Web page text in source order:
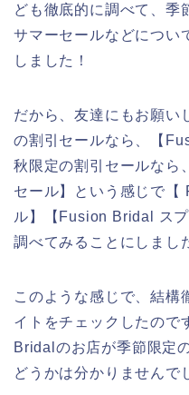
ども徹底的に調べて、季
サマーセールなどについ
しました！
だから、友達にもお願い
の割引セールなら、【
秋限定の割引セールな
セール】という感じで
ル】【Fusion Bridal ス
調べてみることにしまし
このような感じで、結
イトをチェックしたので
Bridalのお店が季節限定
どうかは分かりませんで